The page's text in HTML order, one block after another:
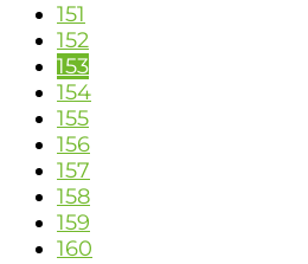
151
152
153
154
155
156
157
158
159
160